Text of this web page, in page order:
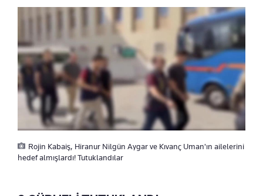
Rojin Kabaiş, Hiranur Nilgün Aygar ve Kıvanç Uman'ın ailelerini
hedef almışlardı! Tutuklandılar